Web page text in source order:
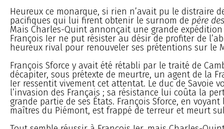
Heureux ce monarque, si rien n’avait pu le distraire
pacifiques qui lui firent obtenir le surnom de père
Mais Charles-Quint annonçait une grande
François Ier ne put résister au désir de profiter de
heureux rival pour renouveler ses prétentions sur le
François Sforce y avait été rétabli par le traité de
décapiter, sous prétexte de meurtre, un agent de la
Ier ressentit vivement cet attentat. Le duc de Savoie
l’invasion des Français ; sa résistance lui coûta la
grande partie de ses États. François Sforce, en voyant
maîtres du Piémont, est frappé de terreur et meurt